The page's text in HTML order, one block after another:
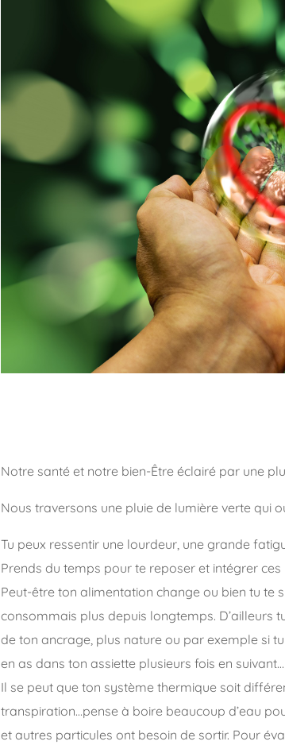
Notre santé et notre bien-Être éclairé par une
Nous traversons une pluie de lumière verte qui
Tu peux ressentir une lourdeur, une grande
Prends du temps pour te reposer et intégrer ces
Peut-être ton alimentation change ou bien tu te
consommais plus depuis longtemps. D’ailleurs
de ton ancrage, plus nature ou par exemple si
en as dans ton assiette plusieurs fois en suivant…
Il se peut que ton système thermique soit
transpiration…pense à boire beaucoup d’eau
et autres particules ont besoin de sortir. Pour